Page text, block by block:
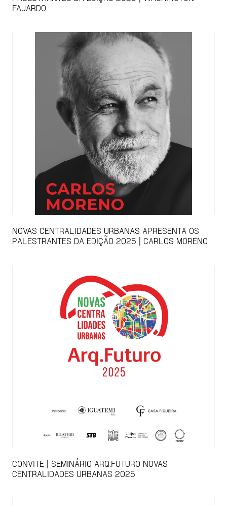
FAJARDO
NOVAS CENTRALIDADES URBANAS APRESENTA OS
PALESTRANTES DA EDIÇÃO 2025 | CARLOS MORENO
CONVITE | SEMINÁRIO ARQ.FUTURO NOVAS
CENTRALIDADES URBANAS 2025